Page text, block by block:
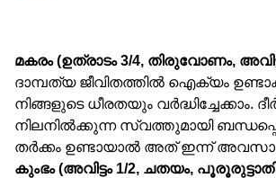
മകരം (ഉത്രാടം 3/4, തിരുവോണം,
ദാമ്പത്യ ജീവിതത്തിൽ ഐക്യം
നിങ്ങളുടെ ധീരതയും വർദ്ധിച്ചേക്കാം.
നിലനിൽക്കുന്ന സ്വത്തുമായി
തർക്കം ഉണ്ടായാൽ അത് ഇന്ന്
കുംഭം (അവിട്ടം 1/2, ചതയം, പൂരൂരുട്ടാതി